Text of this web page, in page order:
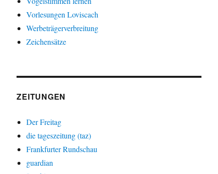
Vorlesungen Loviscach
Werbeträgerverbreitung
Zeichensätze
ZEITUNGEN
Der Freitag
die tageszeitung (taz)
Frankfurter Rundschau
guardian